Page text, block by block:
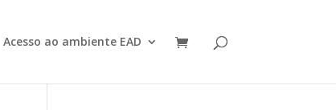
Acesso ao ambiente EAD